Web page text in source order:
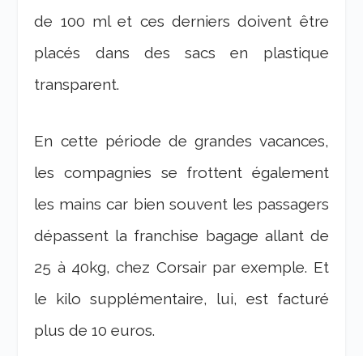
de 100 ml et ces derniers doivent être
placés dans des sacs en plastique
transparent.
En cette période de grandes vacances,
les compagnies se frottent également
les mains car bien souvent les passagers
dépassent la franchise bagage allant de
25 à 40kg, chez Corsair par exemple. Et
le kilo supplémentaire, lui, est facturé
plus de 10 euros.